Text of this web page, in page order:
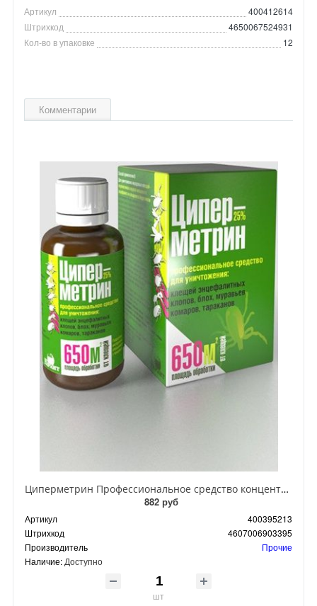
Артикул
400412614
Штрихкод
4650067524931
Кол-во в упаковке
12
Комментарии
Циперметрин Профессиональное средство концентрат эмульсии 25% для уничтожения тараканов, мух,комаров, блох, клопов, муравьев, ос 50 мл
882 руб
Артикул
400395213
Штрихкод
4607006903395
Производитель
Прочие
Наличие: Доступно
шт